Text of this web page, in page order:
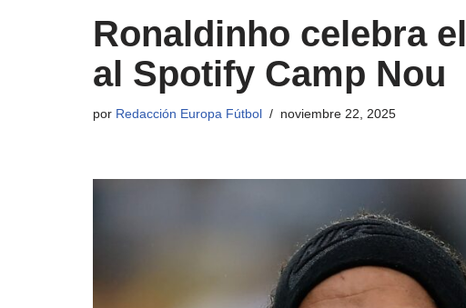
Ronaldinho celebra
al Spotify Camp Nou
por Redacción Europa Fútbol noviembre 22, 2025